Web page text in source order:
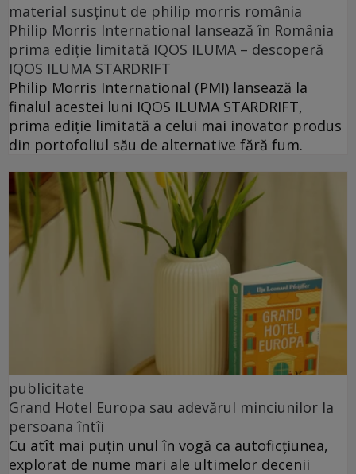
material susținut de philip morris românia
Philip Morris International lansează în România
prima ediție limitată IQOS ILUMA – descoperă
IQOS ILUMA STARDRIFT
Philip Morris International (PMI) lansează la
finalul acestei luni IQOS ILUMA STARDRIFT,
prima ediție limitată a celui mai inovator produs
din portofoliul său de alternative fără fum.
publicitate
Grand Hotel Europa sau adevărul minciunilor la
persoana întîi
Cu atît mai puțin unul în vogă ca autoficțiunea,
explorat de nume mari ale ultimelor decenii